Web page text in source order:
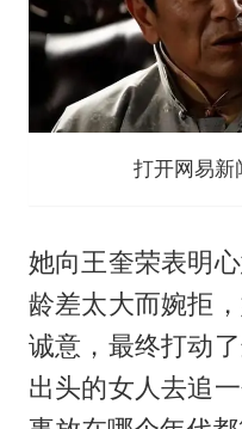
打开网易新
她向王奎荣表明
龄差太大而婉拒
诚意，最终打动
出头的女人去追